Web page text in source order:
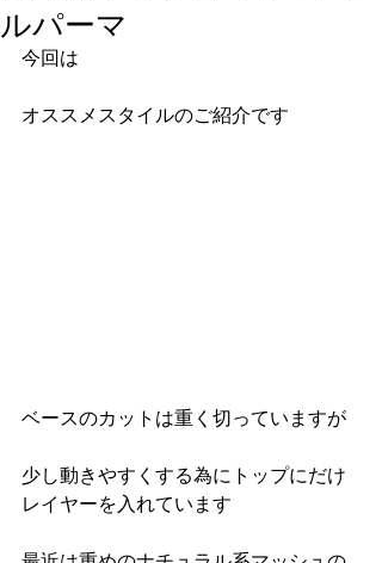
ルパーマ
今回は
オススメスタイルのご紹介です
ベースのカットは重く切っていますが
少し動きやすくする為にトップにだけ
レイヤーを入れています